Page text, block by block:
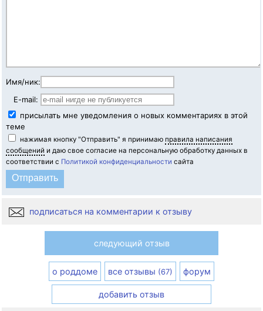
Имя/ник:
E-mail:
присылать мне уведомления о новых комментариях в этой
теме
нажимая кнопку "Отправить" я принимаю правила написания
сообщений и даю свое согласие на персональную обработку данных в
соответствии с Политикой конфиденциальности сайта
подписаться на комментарии к отзыву
следующий отзыв
о роддоме все отзывы (67) форум
добавить отзыв